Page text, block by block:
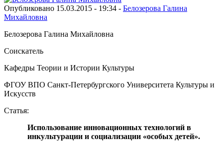
Опубликовано 15.03.2015 - 19:34 - Белозерова Галина
Михайловна
Белозерова Галина Михайловна
Соискатель
Кафедры Теории и Истории Культуры
ФГОУ ВПО Санкт-Петербургского Университета Культуры и
Искусств
Статья:
Использование инновационных технологий в
инкультурации и социализации «особых детей».